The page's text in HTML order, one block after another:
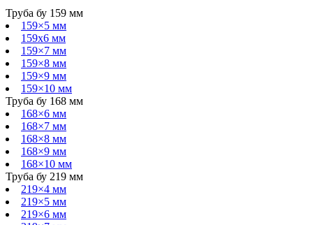
Труба бу 159 мм
159×5 мм
159х6 мм
159×7 мм
159×8 мм
159×9 мм
159×10 мм
Труба бу 168 мм
168×6 мм
168×7 мм
168×8 мм
168×9 мм
168×10 мм
Труба бу 219 мм
219×4 мм
219×5 мм
219×6 мм